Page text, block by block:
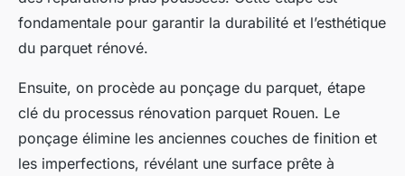
fondamentale pour garantir la durabilité et l’esthétique
du parquet rénové.
Ensuite, on procède au ponçage du parquet, étape
clé du processus rénovation parquet Rouen. Le
ponçage élimine les anciennes couches de finition et
les imperfections, révélant une surface prête à